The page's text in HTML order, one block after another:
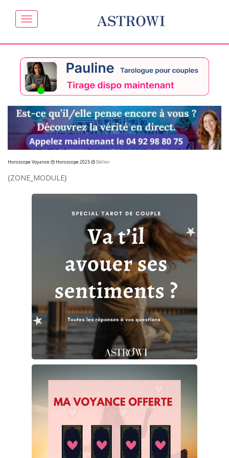
ASTROWI
Horoscope Voyance Horoscope 2025 Bélier
{ZONE_MODULE}